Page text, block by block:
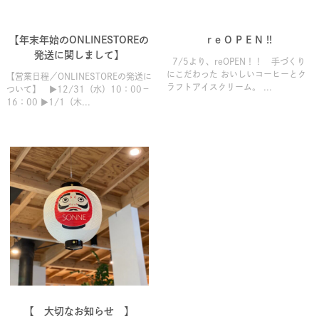
【年末年始のONLINESTOREの
発送に関しまして】
【営業日程／ONLINESTOREの発送に
ついて】 ▶12/31（水）10：00－
16：00 ▶1/1（木...
r e O P E N !!
7/5より、reOPEN！！ 手づくり
にこだわった おいしいコーヒーとク
ラフトアイスクリーム。 ...
【 大切なお知らせ 】